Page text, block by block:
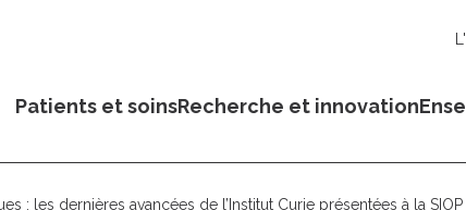
Patients et soinsRecherche et innovation
: les dernières avancées de l’Institut Curie présentées à la SIOP